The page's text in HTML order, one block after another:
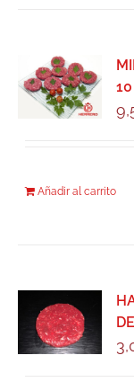
Añadir al carrito